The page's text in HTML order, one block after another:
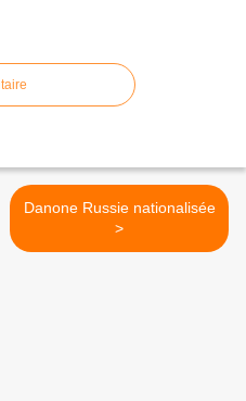
Danone Russie nationalisée
>